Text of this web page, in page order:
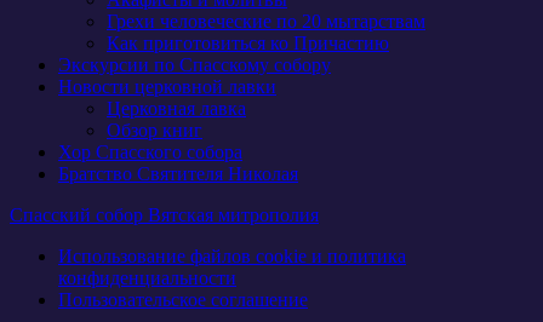
Грехи человеческие по 20 мытарствам
Как приготовиться ко Причастию
Экскурсии по Спасскому собору
Новости церковной лавки
Церковная лавка
Обзор книг
Хор Спасского собора
Братство Святителя Николая
Спасский собор Вятская митрополия
Использование файлов cookie и политика
конфиденциальности
Пользовательское соглашение